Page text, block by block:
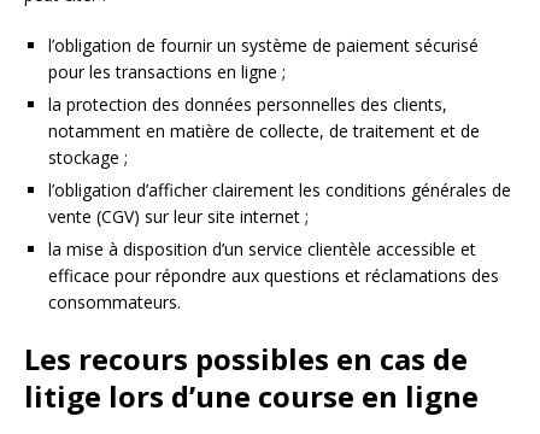
l’obligation de fournir un système de paiement sécurisé
pour les transactions en ligne ;
la protection des données personnelles des clients,
notamment en matière de collecte, de traitement et de
stockage ;
l’obligation d’afficher clairement les conditions générales de
vente (CGV) sur leur site internet ;
la mise à disposition d’un service clientèle accessible et
efficace pour répondre aux questions et réclamations des
consommateurs.
Les recours possibles en cas de
litige lors d’une course en ligne